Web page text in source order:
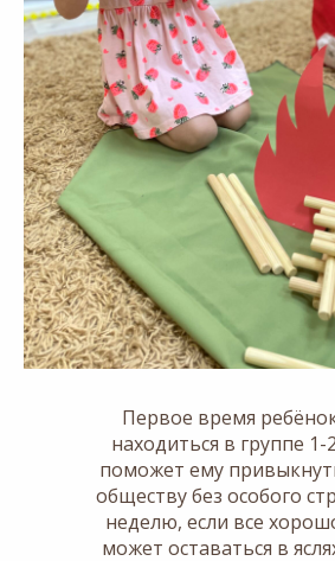
Первое время
находиться в группе 1-
поможет ему
обществу без особого
неделю, если все
может оставаться в